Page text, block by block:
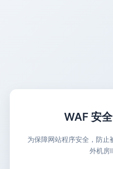
WAF 安
为保障网站程序安全，防
外机房